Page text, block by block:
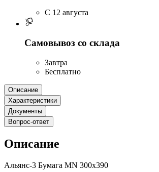
C 12 августа
Самовывоз со склада
Завтра
Бесплатно
Описание
Характеристики
Документы
Вопрос-ответ
Описание
Альянс-3 Бумага MN 300х390